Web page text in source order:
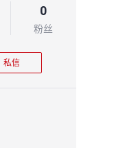
0
粉丝
私信